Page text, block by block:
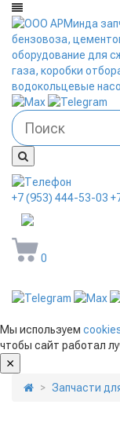
+7 (953) 444-53-03
0
Мы используем
чтобы сайт работал
Запчасти